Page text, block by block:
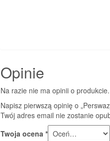
Opinie
Na razie nie ma opinii o produkcie.
Napisz pierwszą opinię o
Twój adres email nie zostanie
Twoja ocena *